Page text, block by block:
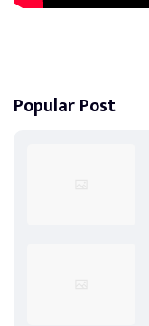
Popular Post